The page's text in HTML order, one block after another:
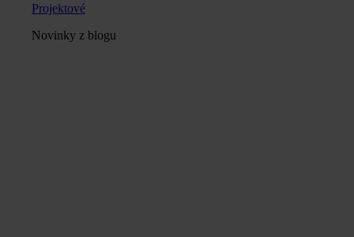
Projektové
Novinky z blogu